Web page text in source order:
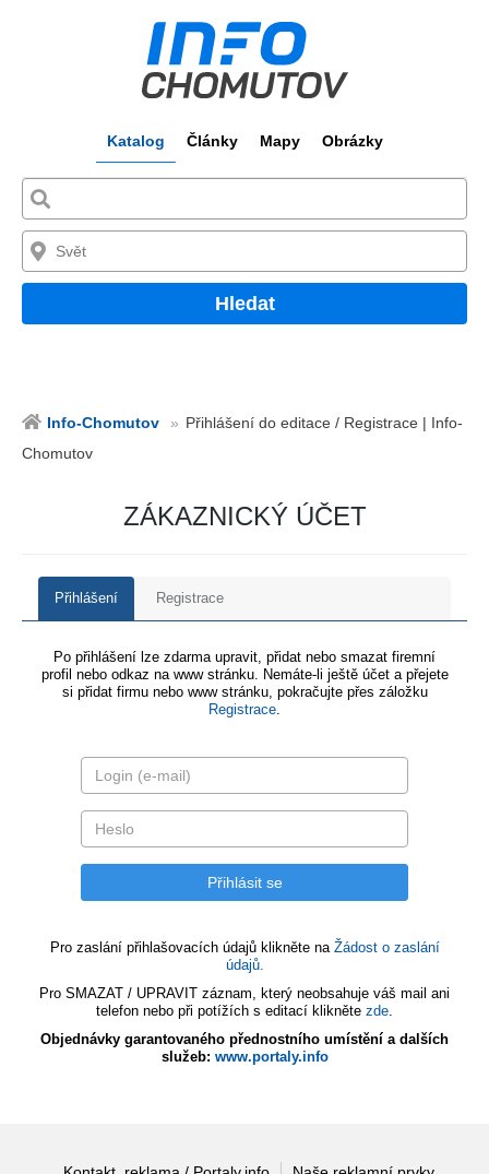
Katalog Články Mapy Obrázky
Hledat
Info-Chomutov
Přihlášení do editace / Registrace | Info-
Chomutov
ZÁKAZNICKÝ ÚČET
Přihlášení Registrace
Po přihlášení lze zdarma upravit, přidat nebo smazat firemní
profil nebo odkaz na www stránku. Nemáte-li ještě účet a přejete
si přidat firmu nebo www stránku, pokračujte přes záložku
Registrace.
Pro zaslání přihlašovacích údajů klikněte na Žádost o zaslání
údajů.
Pro SMAZAT / UPRAVIT záznam, který neobsahuje váš mail ani
telefon nebo při potížích s editací klikněte zde.
Objednávky garantovaného přednostního umístění a dalších
služeb: www.portaly.info